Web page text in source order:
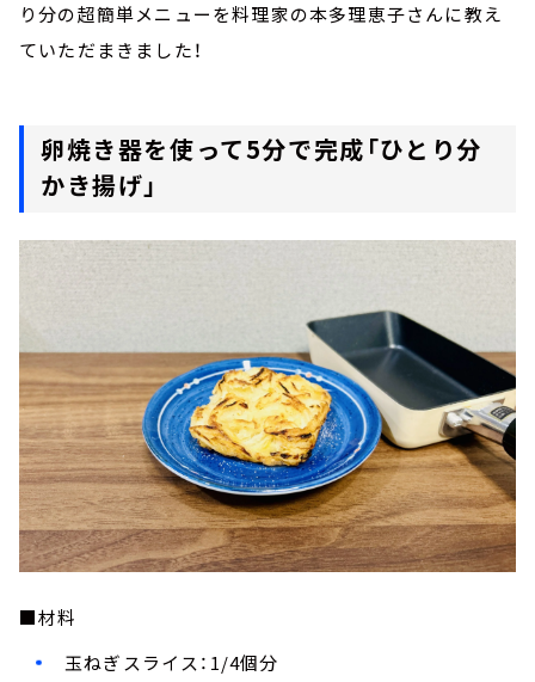
り分の超簡単メニューを料理家の本多理恵子さんに教え
ていただまきました！
卵焼き器を使って5分で完成「ひとり分
かき揚げ」
■材料
玉ねぎスライス：1/4個分